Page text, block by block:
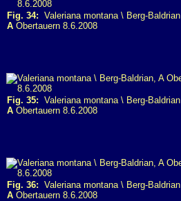
Fig. 34: Valeriana montana \ Berg-Baldrian
A Obertauern 8.6.2008
Fig. 35: Valeriana montana \ Berg-Baldrian
A Obertauern 8.6.2008
Fig. 36: Valeriana montana \ Berg-Baldrian
A Obertauern 8.6.2008